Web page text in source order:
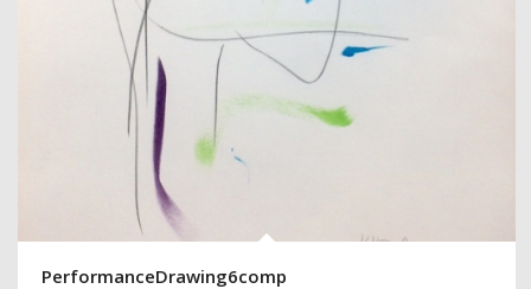
PerformanceDrawing6comp